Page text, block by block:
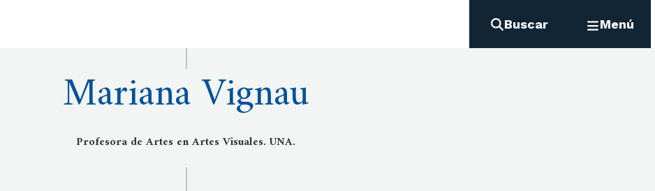
Buscar Menú
Mariana Vignau
Profesora de Artes en Artes Visuales. UNA.